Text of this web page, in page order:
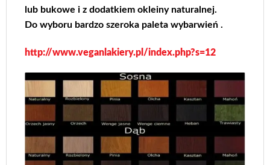
lub bukowe i z dodatkiem okleiny naturalnej.
Do wyboru bardzo szeroka paleta wybarwień .
http://www.veganlakiery.pl/index.php?s=12